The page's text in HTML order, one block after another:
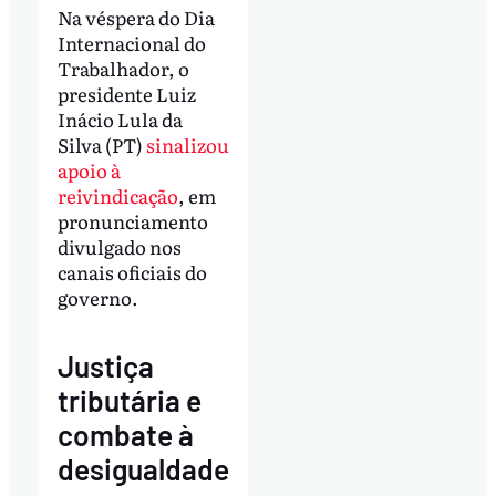
Na véspera do Dia
Internacional do
Trabalhador, o
presidente Luiz
Inácio Lula da
Silva (PT) sinalizou
apoio à
reivindicação, em
pronunciamento
divulgado nos
canais oficiais do
governo.
Justiça
tributária e
combate à
desigualdade